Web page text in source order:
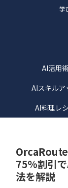
学
AI活用
AIスキルア
AI料理レ
75%割引
法を解説